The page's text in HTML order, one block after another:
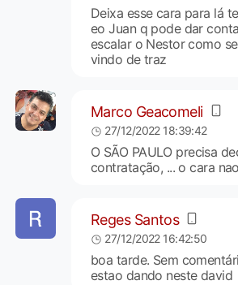
Deixa esse cara para lá
eo Juan q pode dar
escalar o Nestor como
vindo de traz
Marco Geacomeli
27/12/2022 18:39:42
O SÃO PAULO precisa
contratação, ... o cara
Reges Santos
27/12/2022 16:42:50
boa tarde. Sem
estao dando neste david